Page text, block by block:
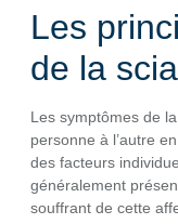
Les
de la
Les symptômes de
personne à l’autre
des facteurs
généralement
souffrant de cette